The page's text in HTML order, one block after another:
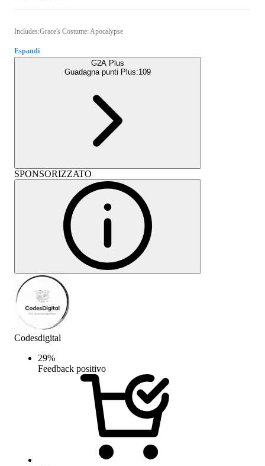
Includes:Grace's Costume: Apocalypse
Espandi
G2A Plus
Guadagna punti Plus:109
SPONSORIZZATO
Codesdigital
29%
Feedback positivo